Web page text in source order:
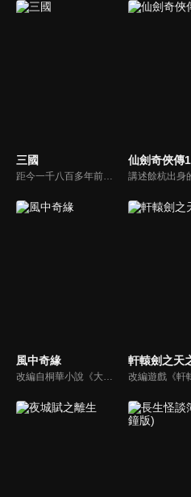
三國
距今一千八百多年前，漢帝國衰敗積重難返，長安城內董卓荒淫無度、濫殺無辜，引起舉國義憤，而以曹操為首殲滅董卓，造就了群雄割據，至赤壁之戰後三國鼎立，再到司馬氏篡魏，天下歸晉為止，這個英雄輩出、波瀾壯闊的大傳奇時代終於結束。而其中的英雄人物和動人故事，仍被傳頌至今。
仙劍奇俠傳1
風中奇緣
改編自桐華小說《大漠謠》。被狼群撫養長大的女孩兒莘月（劉詩詩），遇見從建安來的莫循（胡歌）和衛無忌（彭于晏）。在兩人的影響下，改名為莘月，踏上了建安。莫循溫文爾雅，莘月對他情根深種；另一方面，英姿勃發的將軍衛無忌對莘月一片癡情。莘月面對兩個痴心付出的男人心中煎熬，她會如何抉擇呢…
軒轅劍之天